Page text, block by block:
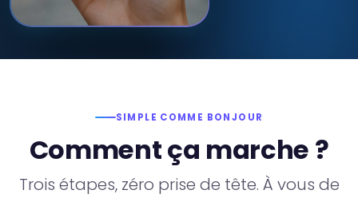
SIMPLE COMME BONJOUR
Comment ça marche ?
Trois étapes, zéro prise de tête. À vous de